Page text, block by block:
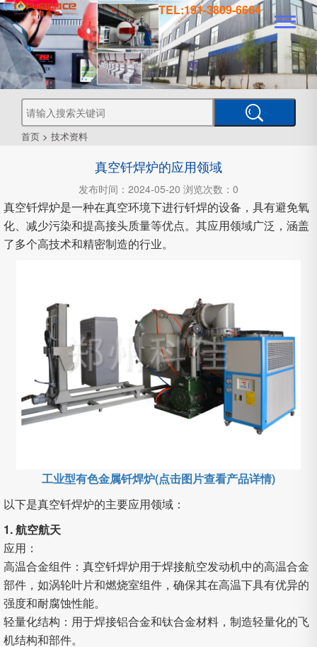
TEL:191-3809-6664
首页 > 技术资料
真空钎焊炉的应用领域
发布时间：2024-05-20 浏览次数：0
真空钎焊炉是一种在真空环境下进行钎焊的设备，具有避免氧
化、减少污染和提高接头质量等优点。其应用领域广泛，涵盖
了多个高技术和精密制造的行业。
工业型有色金属钎焊炉(点击图片查看产品详情)
以下是真空钎焊炉的主要应用领域：
1. 航空航天
应用：
高温合金组件：真空钎焊炉用于焊接航空发动机中的高温合金
部件，如涡轮叶片和燃烧室组件，确保其在高温下具有优异的
强度和耐腐蚀性能。
轻量化结构：用于焊接铝合金和钛合金材料，制造轻量化的飞
机结构和部件。
真
空管
炉
式CVD
真
空
钎
焊
炉
真
空
烧
结
空
热
处
空
炉